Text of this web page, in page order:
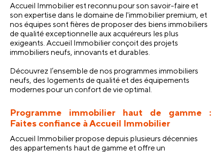
Accueil Immobilier est reconnu pour son savoir-faire et
son expertise dans le domaine de l'immobilier premium, et
nos équipes sont fières de proposer des biens immobiliers
de qualité exceptionnelle aux acquéreurs les plus
exigeants. Accueil Immobilier conçoit des projets
immobiliers neufs, innovants et durables.
Découvrez l’ensemble de nos programmes immobiliers
neufs, des logements de qualité et des équipements
modernes pour un confort de vie optimal.
Programme immobilier haut de gamme :
Faites confiance à Accueil Immobilier
Accueil Immobilier propose depuis plusieurs décennies
des appartements haut de gamme et offre un